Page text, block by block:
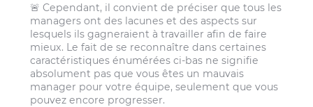
🚨 Cependant, il convient de préciser que tous les
managers ont des lacunes et des aspects sur
lesquels ils gagneraient à travailler afin de faire
mieux. Le fait de se reconnaître dans certaines
caractéristiques énumérées ci-bas ne signifie
absolument pas que vous êtes un mauvais
manager pour votre équipe, seulement que vous
pouvez encore progresser.